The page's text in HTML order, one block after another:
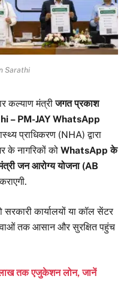
Sarathi
कल्याण मंत्रीजगत प्रकाश
– PM-JAY WhatsApp
प्राधिकरण (NHA) द्वारा
के नागरिकों को WhatsApp के
जन आरोग्य योजना (AB
सरकारी कार्यालयों या कॉल सेंटर
तक आसान और सुरक्षित पहुंच
तक एजुकेशन लोन, जानें